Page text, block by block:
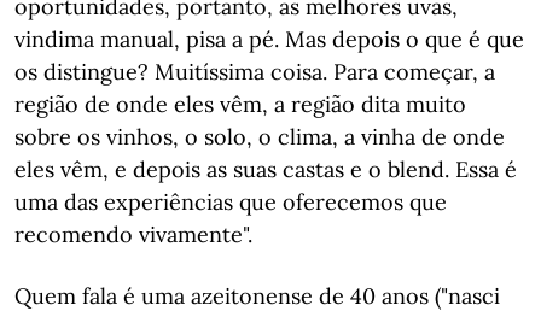
oportunidades, portanto, as melhores uvas,
vindima manual, pisa a pé. Mas depois o que é que
os distingue? Muitíssima coisa. Para começar, a
região de onde eles vêm, a região dita muito
sobre os vinhos, o solo, o clima, a vinha de onde
eles vêm, e depois as suas castas e o blend. Essa é
uma das experiências que oferecemos que
recomendo vivamente".
Quem fala é uma azeitonense de 40 anos ("nasci